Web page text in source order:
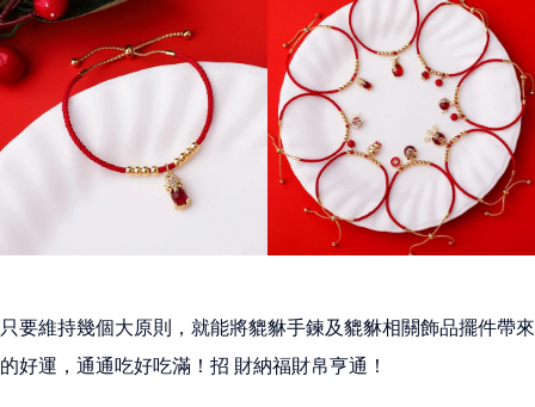
只要維持幾個大原則，就能將貔貅手鍊及貔貅相關飾品擺件帶來
的好運，通通吃好吃滿！招 財納福財帛亨通！